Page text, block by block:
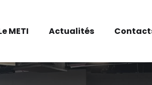
METI Actualités